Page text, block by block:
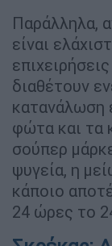
Παράλληλα,
είναι
διαθέτουν
κατανάλωση
φώτα και τα
σούπερ
ψυγεία, η
κάποιο
24 ώρες το